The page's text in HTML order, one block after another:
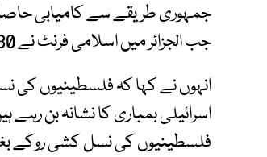
جمہوری طریقے سے کامیابی حاصل
جب الجزائر میں اسلامی فرنٹ نے 80 فیصد ووٹ لے لیے تو ان کی حکومت نہیں بننے دی گئی۔
انہوں نے کہا کہ فلسطینیوں کی
اسرائیلی بمباری کا نشانہ بن
فلسطینیوں کی نسل کشی روکے بغیر